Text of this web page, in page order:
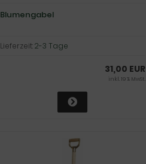
Blumengabel
Lieferzeit:2-3 Tage
31,00 EUR
inkl. 19 % MwSt.